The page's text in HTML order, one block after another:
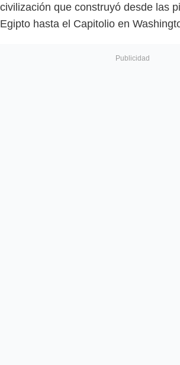
civilización que construyó desde las
Egipto hasta el Capitolio en